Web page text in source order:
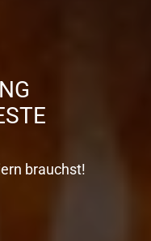
brauchst!